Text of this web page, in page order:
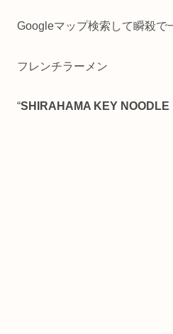
Googleマップ検索して瞬殺で
フレンチラーメン
“SHIRAHAMA KEY NOODLE